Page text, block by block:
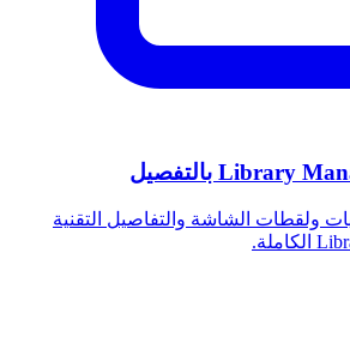
ولقطات الشاشة والتفاصيل التقنية